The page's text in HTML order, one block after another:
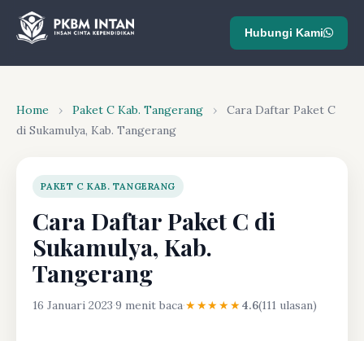
Hubungi Kami
Home › Paket C Kab. Tangerang ›
Cara Daftar Paket C
di Sukamulya, Kab. Tangerang
PAKET C KAB. TANGERANG
Cara Daftar Paket C di
Sukamulya, Kab.
Tangerang
16 Januari 2023·9 menit baca·★★★★★4.6(111 ulasan)